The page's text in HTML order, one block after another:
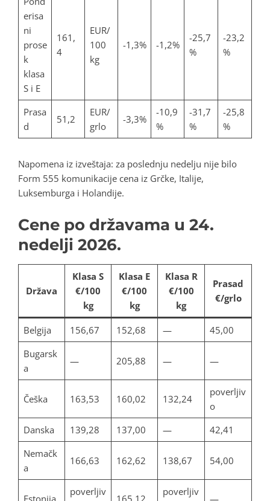
erisa
ni
prose
k
klasa
S i E
161,
4
EUR/
100
kg
-1,3% -1,2%
-25,7
%
-23,2
%
Prasa
d
51,2
EUR/
grlo
-3,3%
-10,9
%
-31,7
%
-25,8
%
Napomena iz izveštaja: za poslednju nedelju nije bilo
Form 555 komunikacije cena iz Grčke, Italije,
Luksemburga i Holandije.
Cene po državama u 24.
nedelji 2026.
Država
Klasa S
€/100
kg
Klasa E
€/100
kg
Klasa R
€/100
kg
Prasad
€/grlo
Belgija 156,67 152,68 —
45,00
Bugarsk
a
— 205,88 — —
Češka 163,53 160,02 132,24
poverljiv
o
Danska
139,28 137,00 —
42,41
Nemačk
a
166,63 162,62 138,67 54,00
Estonija
poverljiv
165,12
poverljiv
—